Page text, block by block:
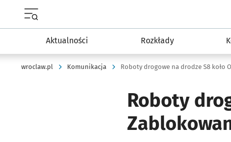
Aktualności Rozkłady
wroclaw.pl Komunikacja Roboty drogowe na drodze S8 koło
Roboty